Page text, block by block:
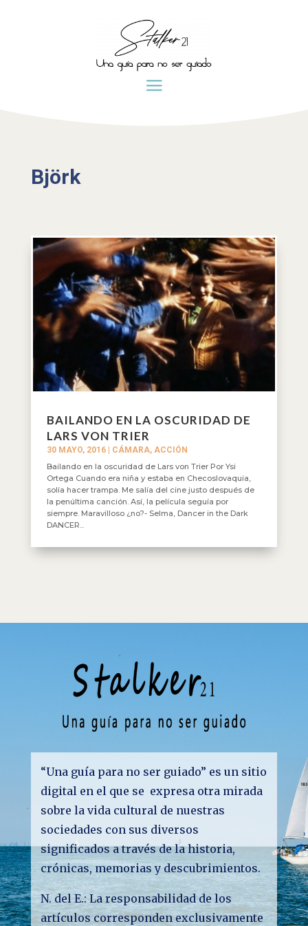
Björk
BAILANDO EN LA OSCURIDAD DE
LARS VON TRIER
30 MAYO, 2016| CÁMARA, ACCIÓN
Bailando en la oscuridad de Lars von Trier Por Ysi
Ortega Cuando era niña y estaba en Checoslovaquia,
solía hacer trampa. Me salía del cine justo después de
la penúltima canción. Así, la película seguía por
siempre. Maravilloso ¿no?- Selma, Dancer in the Dark
DANCER...
“Una guía para no ser guiado” es un sitio
digital en el que se expresa otra mirada
sobre la vida cultural de nuestras
sociedades con sus diversos
significados a través de la historia,
crónicas, memorias y descubrimientos.
N. del E.: La responsabilidad de los
artículos corresponden exclusivamente